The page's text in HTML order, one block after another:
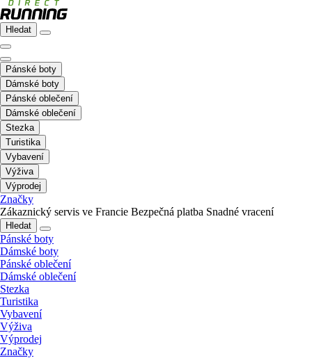
Hledat
Pánské boty
Dámské boty
Pánské oblečení
Dámské oblečení
Stezka
Turistika
Vybavení
Výživa
Výprodej
Značky
Zákaznický servis ve Francie Bezpečná platba Snadné vracení
Hledat
Pánské boty
Dámské boty
Pánské oblečení
Dámské oblečení
Stezka
Turistika
Vybavení
Výživa
Výprodej
Značky